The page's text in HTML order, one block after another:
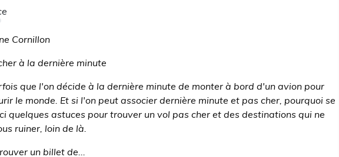
Cornillon
à la dernière minute
que l'on décide à la dernière minute de monter à bord d'un avion pour
le monde. Et si l'on peut associer dernière minute et pas cher, pourquoi se
quelques astuces pour trouver un vol pas cher et des destinations qui ne
ruiner, loin de là.
un billet de...